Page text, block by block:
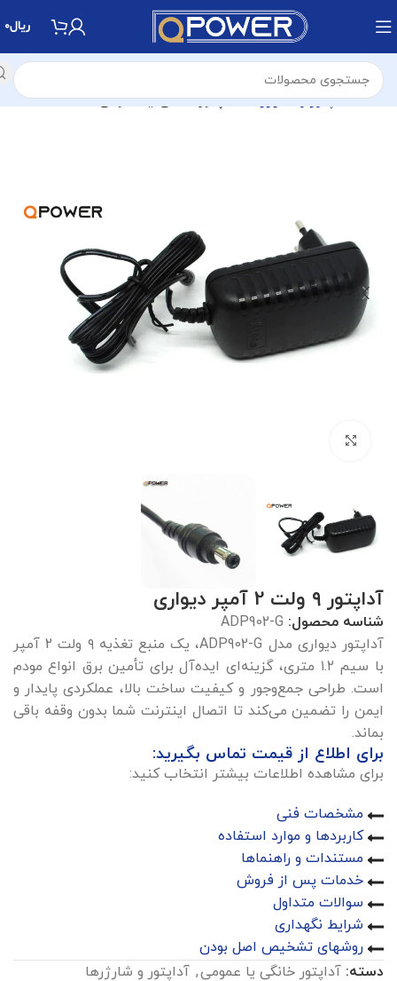
ریال0
خانه آداپتور و شارژرها آداپتور خانگی یا عمومی
آداپتور ۹ ولت 2 آمپر دیواری
شناسه محصول: ADP902-G
آداپتور دیواری مدل ADP902-G، یک منبع تغذیه ۹ ولت 2 آمپر
با سیم ۱.۲ متری، گزینه‌ای ایده‌آل برای تأمین برق انواع مودم
است. طراحی جمع‌وجور و کیفیت ساخت بالا، عملکردی پایدار و
ایمن را تضمین می‌کند تا اتصال اینترنت شما بدون وقفه باقی
بماند.
برای اطلاع از قیمت تماس بگیرید:
برای مشاهده اطلاعات بیشتر انتخاب کنید:
مشخصات فنی
کاربردها و موارد استفاده
مستندات و راهنماها
خدمات پس از فروش
سوالات متداول
شرایط نگهداری
روشهای تشخیص اصل بودن
دسته: آداپتور خانگی یا عمومی, آداپتور و شارژرها